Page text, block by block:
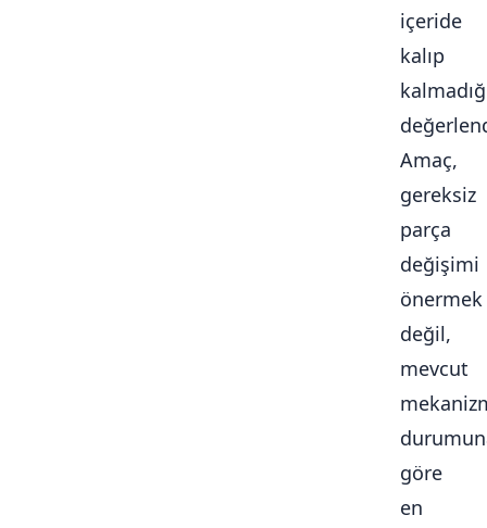
içeride
kalıp
Amaç,
gereksiz
parça
değişimi
önermek
değil,
mevcut
göre
en